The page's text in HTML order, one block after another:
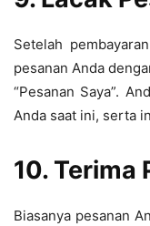
Setelah
pesanan Anda
“Pesanan Saya”.
Anda saat ini, serta
10. Terima
Biasanya pesanan